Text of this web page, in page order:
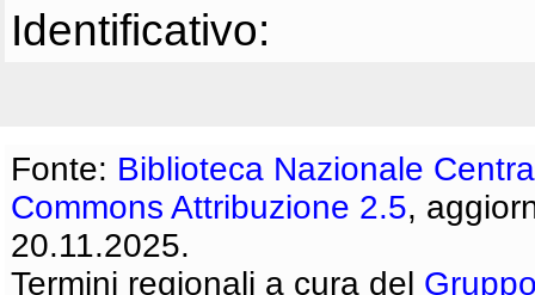
Identificativo:
Fonte: Biblioteca Nazionale
Commons Attribuzione 2.5,
20.11.2025.
Termini regionali a cura del